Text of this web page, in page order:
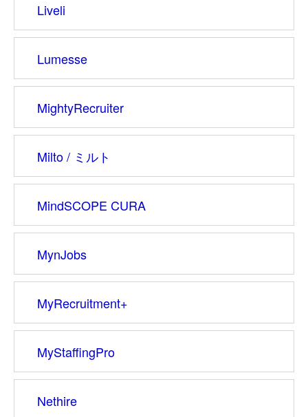
Liveli
Lumesse
MightyRecruiter
Milto / ミルト
MindSCOPE CURA
MynJobs
MyRecruitment+
MyStaffingPro
Nethire